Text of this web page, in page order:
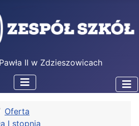
II w Zdzieszowicach
Oferta
I stopnia